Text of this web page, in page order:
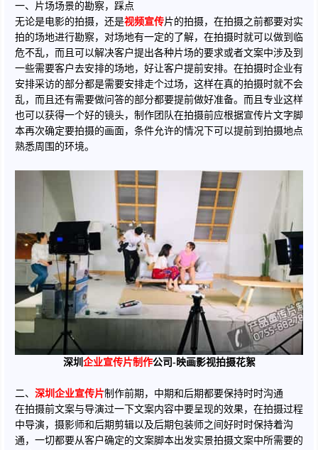
一、片场场景的勘察，踩点
无论是电影的拍摄，还是视频宣传片的拍摄，在拍摄之前都要对实
拍的场地进行勘察，对场地有一定的了解，在拍摄时就可以做到临
危不乱，而且可以解决客户提出各种片场的要求或者文案中涉及到
一些需要客户去安排的场地，好让客户提前安排。在拍摄时企业有
安排采访的部分都是需要安排走个过场，这样在真的拍摄时就不会
乱，而且还有需要做问答的部分都要提前做好准备。而且专业这样
也可以获得一个好的镜头，制作团队在拍摄前应根据宣传片文字脚
本再次确定要拍摄的画面，条件允许的情况下可以提前到拍摄地点
熟悉周围的环境。
深圳 企业宣传片制作公司-映画影视拍摄花絮
二、 深圳企业宣传片制作前期，中期和后期都要保持时时沟通
在拍摄前文案与导演过一下文案内容中要呈现的效果，在拍摄过程
中导演，摄影师和后期剪辑以及后期包装师之间好时时保持着沟
通，一切都要从客户确定的文案脚本出发实景拍摄文案中所需要的